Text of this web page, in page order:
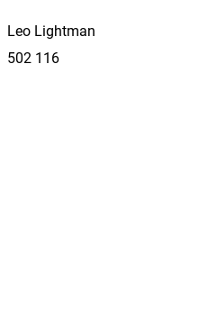
Leo Lightman
502 116